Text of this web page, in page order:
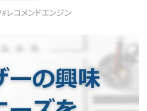
#レコメンドエンジン